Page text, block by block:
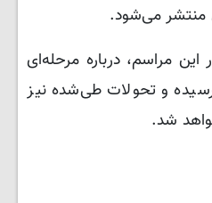
منتشر می‌شود.
مراسم، درباره مرحله‌ای
و تحولات طی‌شده نیز
شد.